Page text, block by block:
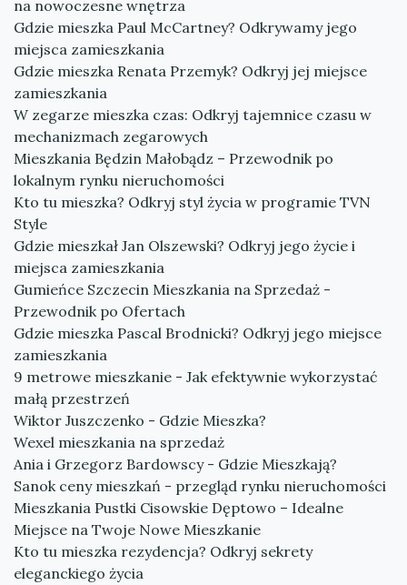
na nowoczesne wnętrza
Gdzie mieszka Paul McCartney? Odkrywamy jego
miejsca zamieszkania
Gdzie mieszka Renata Przemyk? Odkryj jej miejsce
zamieszkania
W zegarze mieszka czas: Odkryj tajemnice czasu w
mechanizmach zegarowych
Mieszkania Będzin Małobądz – Przewodnik po
lokalnym rynku nieruchomości
Kto tu mieszka? Odkryj styl życia w programie TVN
Style
Gdzie mieszkał Jan Olszewski? Odkryj jego życie i
miejsca zamieszkania
Gumieńce Szczecin Mieszkania na Sprzedaż -
Przewodnik po Ofertach
Gdzie mieszka Pascal Brodnicki? Odkryj jego miejsce
zamieszkania
9 metrowe mieszkanie - Jak efektywnie wykorzystać
małą przestrzeń
Wiktor Juszczenko - Gdzie Mieszka?
Wexel mieszkania na sprzedaż
Ania i Grzegorz Bardowscy - Gdzie Mieszkają?
Sanok ceny mieszkań - przegląd rynku nieruchomości
Mieszkania Pustki Cisowskie Dęptowo – Idealne
Miejsce na Twoje Nowe Mieszkanie
Kto tu mieszka rezydencja? Odkryj sekrety
eleganckiego życia